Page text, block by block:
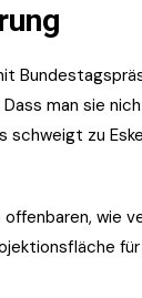
man sie
zu
offenbaren,